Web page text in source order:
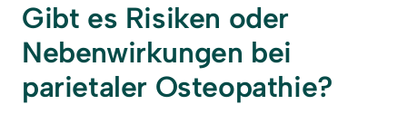
Gibt es Risiken oder
Nebenwirkungen bei
parietaler Osteopathie?